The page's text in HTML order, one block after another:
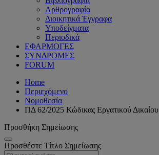
Αρθρογραφία
Διοικητικά Έγγραφα
Υποδείγματα
Περιοδικά
ΕΦΑΡΜΟΓΕΣ
ΣΥΝΔΡΟΜΕΣ
FORUM
Home
Περιεχόμενο
Νομοθεσία
ΠΔ 62/2025 Κώδικας Εργατικού Δικαίου
Προσθήκη Σημείωσης
Προσθέστε Τίτλο Σημείωσης